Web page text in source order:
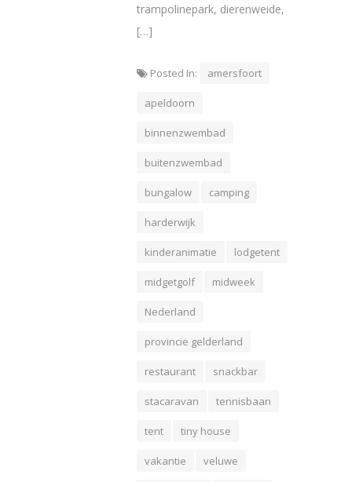
trampolinepark, dierenweide,
[…]
Posted In: amersfoort
apeldoorn
binnenzwembad
buitenzwembad
bungalow camping
harderwijk
kinderanimatie lodgetent
midgetgolf midweek
Nederland
provincie gelderland
restaurant snackbar
stacaravan tennisbaan
tent tiny house
vakantie veluwe